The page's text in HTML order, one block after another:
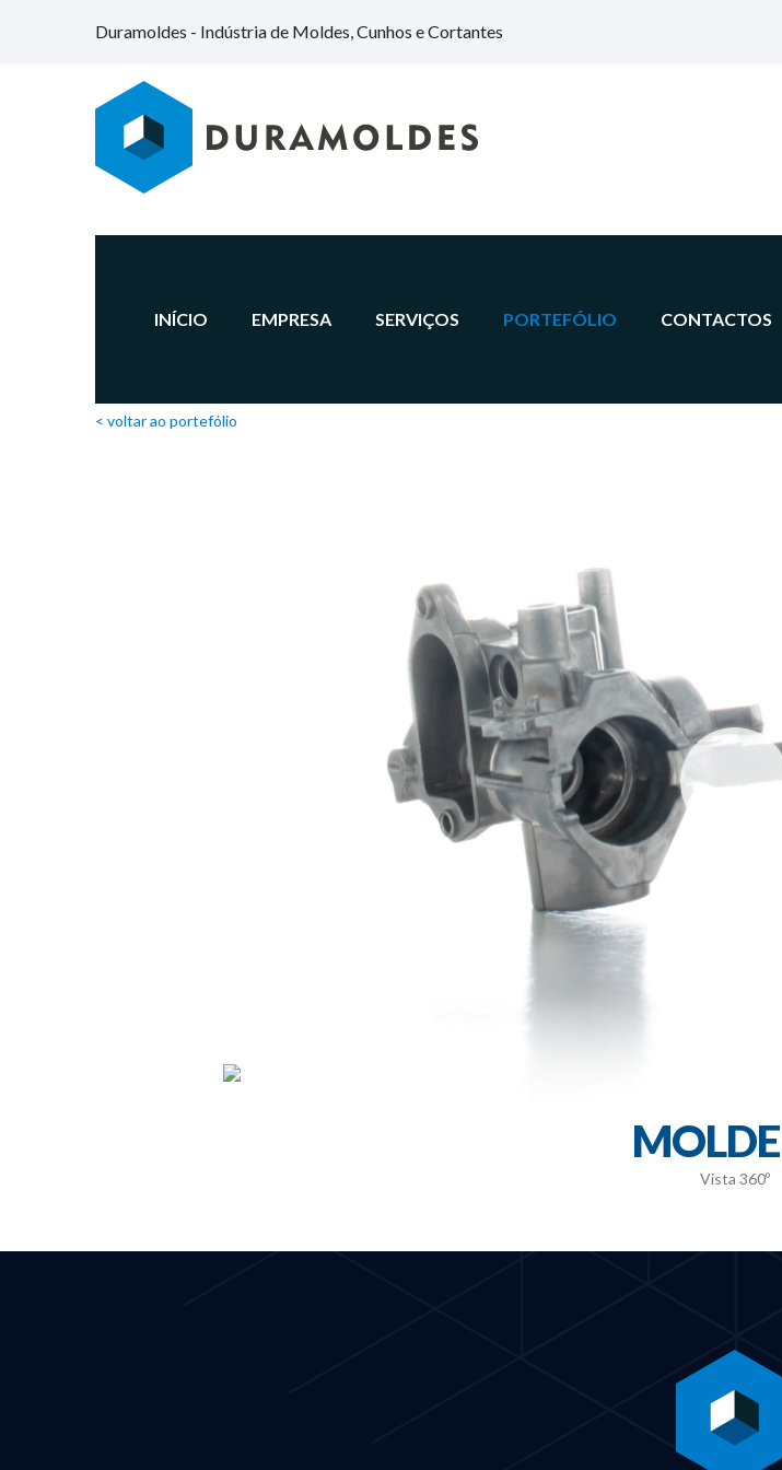
Duramoldes - Indústria de Moldes, Cunhos e Cortantes
INÍCIO EMPRESA SERVIÇOS PORTEFÓLIO CONTACTOS
< voltar ao portefólio
Vista 360º